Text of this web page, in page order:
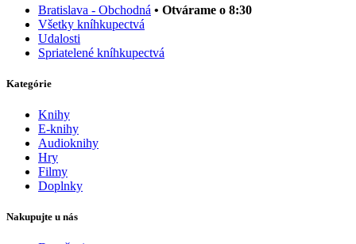
Bratislava - Obchodná • Otvárame o 8:30
Všetky kníhkupectvá
Udalosti
Spriatelené kníhkupectvá
Kategórie
Knihy
E-knihy
Audioknihy
Hry
Filmy
Doplnky
Nakupujte u nás